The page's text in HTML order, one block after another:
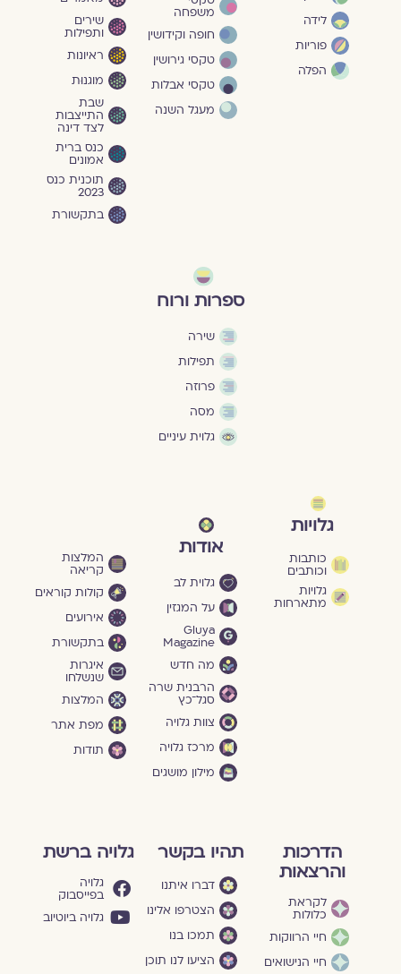
לידה
פוריות
הפלה
משפחה
חופה וקידושין
טקסי גירושין
טקסי אבלות
מעגל השנה
שירים
ותפילות
ראיונות
מוגנוּת
שבת
התייצבות
לצד דינה
כנס ברית
אמונים
תוכנית כנס
2023
בתקשורת
ספרות ורוח
שירה
תפילות
פרוזה
מסה
גלוית עיניים
גלויות
כותבות
וכותבים
גלויות
מתארחות
אודות
גלוית לב
על המגזין
Gluya
Magazine
מה חדש
הרבנית שרה
סגל־כץ
צוות גלויה
מרכז גלויה
מילון מושגים
המלצות
קריאה
קולות קוראים
אירועים
בתקשורת
איגרות
שנשלחו
המלצות
מפת אתר
תודות
הדרכות
והרצאות
לקראת
כלולות
חיי הרווקות
חיי הנישואים
תהיו בקשר
דברו איתנו
הצטרפו אלינו
תמכו בנו
הציעו לנו תוכן
גלויה ברשת
גלויה
בפייסבוק
גלויה ביוטיוב